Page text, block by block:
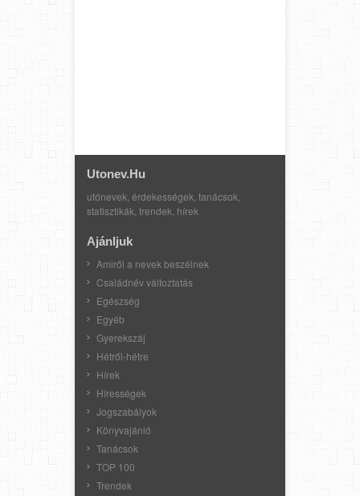
Utonev.hu
utónevek, érdekességek, tanácsok,
statisztikák, trendek, hírek
Ajánljuk
Amiről a nevek beszélnek
Családnév változtatás
Egészség
Egyéb
Gyerekszáj
Hétről-hétre
Hírek
Hírességek
Jogszabályok
Könyvajánló
Tanácsok
TOP 100
Trendek